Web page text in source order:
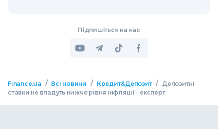
Підпишіться на нас
Finance.ua / Всі новини / Кредит&Депозит / Депозитні
ставки не впадуть нижче рівня інфляції - експерт